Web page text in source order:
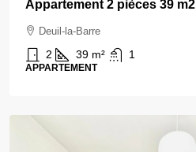
Appartement 2 pièces 39 m2
Deuil-la-Barre
2 39 m² 1
APPARTEMENT